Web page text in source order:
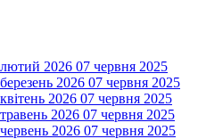
лютий 2026 07 червня 2025
2026 07 червня 2025
2026 07 червня 2025
2026 07 червня 2025
2026 07 червня 2025